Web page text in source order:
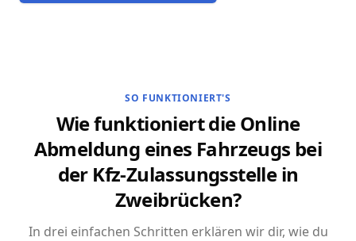
SO FUNKTIONIERT'S
Wie funktioniert die Online
Abmeldung eines Fahrzeugs bei
der Kfz-Zulassungsstelle in
Zweibrücken?
In drei einfachen Schritten erklären wir dir, wie du